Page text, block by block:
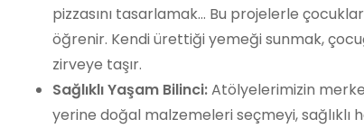
pizzasını tasarlamak… Bu projelerle
öğrenir. Kendi ürettiği yemeği sunmak,
zirveye taşır.
Sağlıklı Yaşam Bilinci:Atölyelerimizin
yerine doğal malzemeleri seçmeyi,